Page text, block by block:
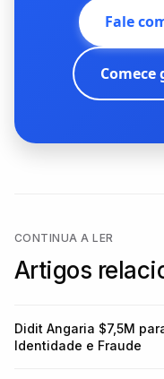
Fale
CONTINUA A LER
Artigos
Didit Angaria $7,5M
Identidade e Fraude